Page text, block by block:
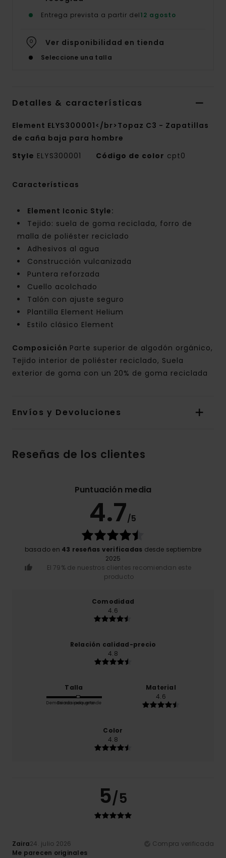
Entrega prevista a partir del12 agosto
Ver disponibilidad en tienda
Seleccione una talla
Detalles & características
Element ELYS300001</br>Topaz C3 - Zapatillas
de caña baja para hombre
Style ELYS300001 Código de color cpt0
Características
Element Iconic Style:
Tejido: suela de goma reciclada, forro de
malla de poliéster reciclado
Adhesivos al agua
Construcción vulcanizada
Puntera reforzada
Cuello acolchado
Talón con ajuste seguro
Plantilla Element Helium
Estilo clásico Element
Composición Parte superior de algodón orgánico,
Tejido interior de poliéster reciclado, Suela
exterior de goma con un 20% de goma reciclada
Envíos y Devoluciones
Reseñas de los clientes
Puntuación media
4.7/5
basado en 43 reseñas verificadas desde septiembre
2025
El 79% de nuestros clientes recomiendan este
producto
Comodidad
4.6
Relación calidad-precio
4.8
Talla
Demasiado pequeño
Demasiado grande
Material
4.6
Color
4.8
5/5
Zaira24. julio 2026
Compra verificada
Me parecen originales